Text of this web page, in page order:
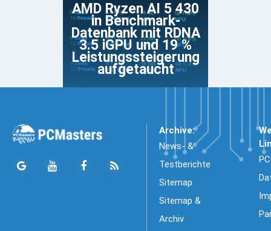
AMD Ryzen AI 5 430
in Benchmark-
Datenbank mit RDNA
3.5 iGPU und 19 %
Leistungssteigerung
aufgetaucht
Archive:
News- &
Testberichte
Sitemap
Sitemap &
Archiv